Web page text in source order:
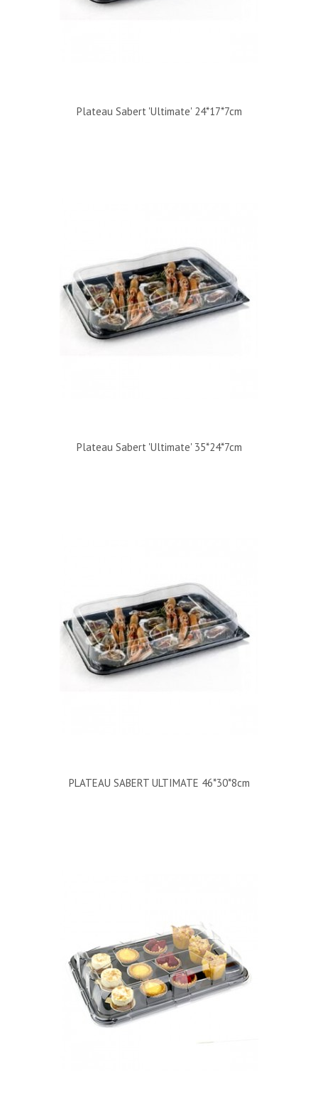
Plateau Sabert 'Ultimate' 24*17*7cm
Plateau Sabert 'Ultimate' 35*24*7cm
PLATEAU SABERT ULTIMATE 46*30*8cm